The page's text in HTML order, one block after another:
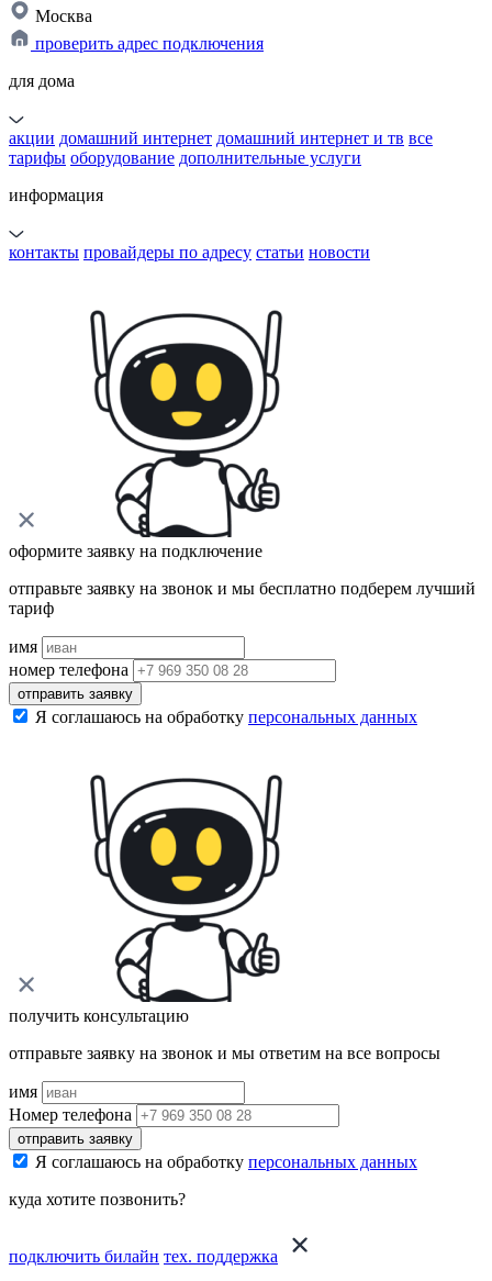
Москва
проверить адрес подключения
для дома
акции домашний интернет домашний интернет и тв все
тарифы оборудование дополнительные услуги
информация
контакты провайдеры по адресу статьи новости
оформите заявку на подключение
отправьте заявку на звонок и мы бесплатно подберем лучший
тариф
имя
номер телефона
отправить заявку
Я соглашаюсь на обработку персональных данных
получить консультацию
отправьте заявку на звонок и мы ответим на все вопросы
имя
Номер телефона
отправить заявку
Я соглашаюсь на обработку персональных данных
куда хотите позвонить?
подключить билайн тех. поддержка